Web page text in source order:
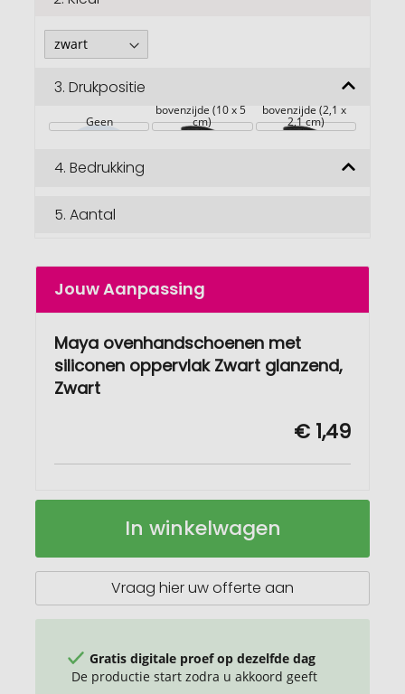
3. Drukpositie
Geen
bovenzijde (10 x 5
cm)
bovenzijde (2,1 x
2,1 cm)
4. Bedrukking
5. Aantal
Jouw Aanpassing
Maya ovenhandschoenen met
siliconen oppervlak Zwart glanzend,
Zwart
€ 1,49
ovenhandschoenen
siliconen
In winkelwagen
Vraag hier uw offerte aan
Gratis digitale proef op dezelfde dag
De productie start zodra u akkoord geeft